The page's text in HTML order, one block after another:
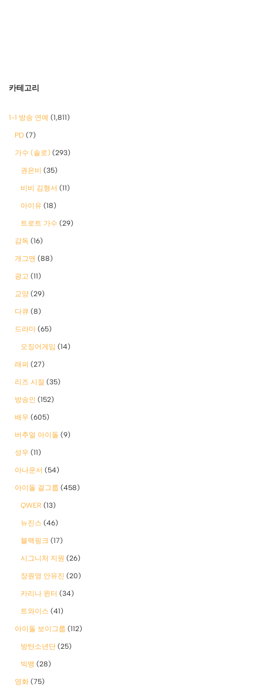
카테고리
1-1 방송 연예 (1,811)
PD (7)
가수 (솔로) (293)
권은비 (35)
비비 김형서 (11)
아이유 (18)
트로트 가수 (29)
감독 (16)
개그맨 (88)
광고 (11)
교양 (29)
다큐 (8)
드라마 (65)
오징어게임 (14)
래퍼 (27)
리즈 시절 (35)
방송인 (152)
배우 (605)
버추얼 아이돌 (9)
성우 (11)
아나운서 (54)
아이돌 걸그룹 (458)
QWER (13)
뉴진스 (46)
블랙핑크 (17)
시그니처 지원 (26)
장원영 안유진 (20)
카리나 윈터 (34)
트와이스 (41)
아이돌 보이그룹 (112)
방탄소년단 (25)
빅뱅 (28)
영화 (75)